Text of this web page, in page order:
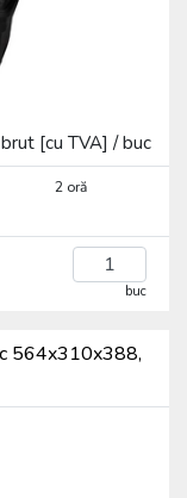
[cu TVA] / buc
2 oră
buc
564x310x388,